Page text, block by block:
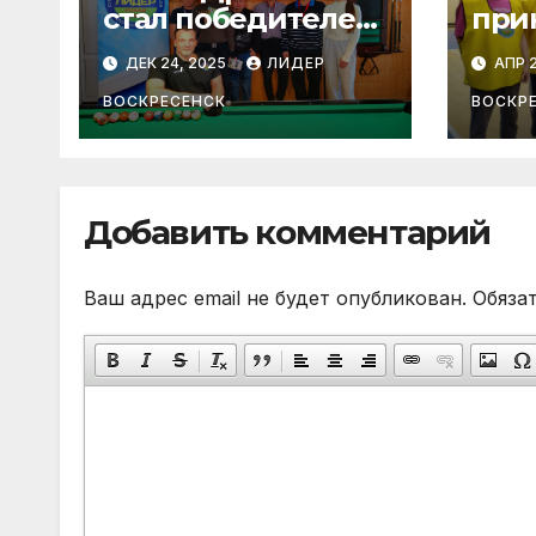
стал победителем
зимнего Кубка
«Лидера» по
бильярду
ДЕК 24, 2025 ЛИДЕР
ВОСКРЕСЕНСК
АПР
Добавить комментарий
Ваш адрес email не будет опубликован.